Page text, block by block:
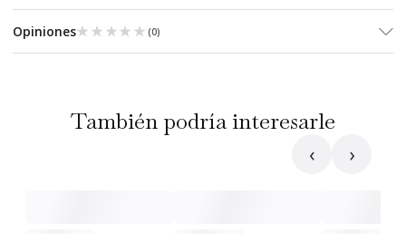
Opiniones★★★★★
★★★★★ (0)
También podría interesarle
‹ ›